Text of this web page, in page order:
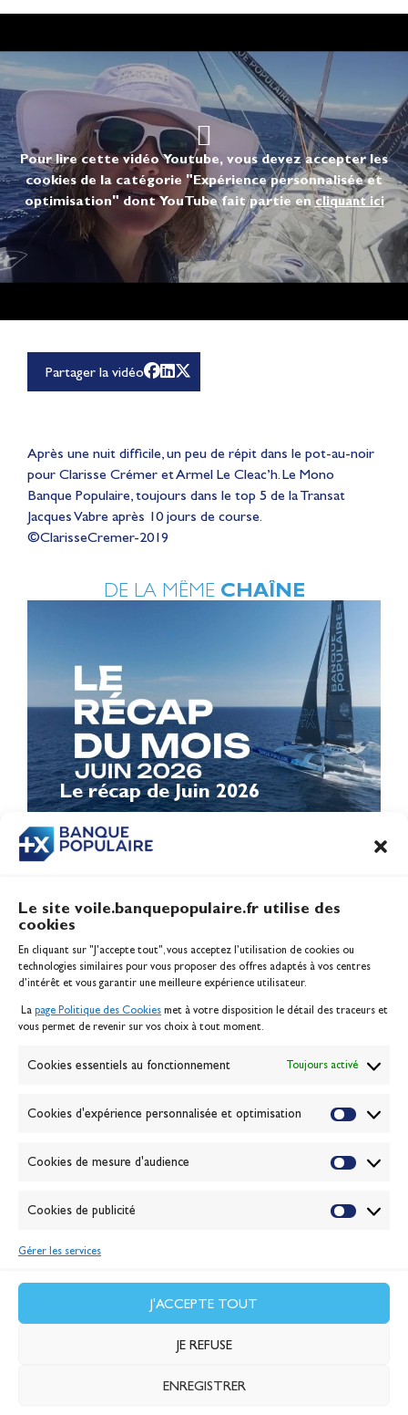
Le site voile.banquepopulaire.fr utilise des
cookies
En cliquant sur "J'accepte tout", vous acceptez l’utilisation de cookies ou
technologies similaires pour vous proposer des offres adaptés à vos centres
d’intérêt et vous garantir une meilleure expérience utilisateur.
La page Politique des Cookies met à votre disposition le détail des traceurs et
vous permet de revenir sur vos choix à tout moment.
Cookies essentiels au fonctionnement Toujours activé
Cookies d'expérience personnalisée et optimisation
Cookies de mesure d'audience
Cookies de publicité
Gérer les services
J'ACCEPTE TOUT
JE REFUSE
ENREGISTRER
Pour lire cette vidéo Youtube, vous devez accepter les
cookies de la catégorie "Expérience personnalisée et
optimisation" dont YouTube fait partie encliquant ici
Partager la vidéo
Après une nuit difficile, un peu de répit dans le pot-au-noir
pour Clarisse Crémer et Armel Le Cleac’h. Le Mono
Banque Populaire, toujours dans le top 5 de la Transat
Jacques Vabre après 10 jours de course.
©ClarisseCremer-2019
DE LA MÊME CHAÎNE
Le récap de Juin 2026
Inscription serveur média
Contact
Politique des cookies
Banque de la voile
Passion Voile TV
ABONNEZ-VOUS
J'accepte lapolitique de confidentialité